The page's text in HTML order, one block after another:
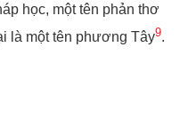
học, một tên phản thơ
là một tên phương Tây9.